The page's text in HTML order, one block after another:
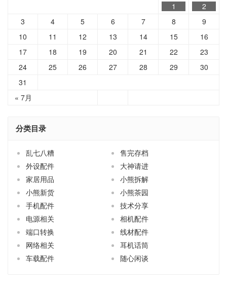
« 7月
1
2
3
4 5 6 7 8
9
10
11 12 13 14 15
16
17
18 19 20 21 22
23
24
25 26 27 28 29
30
31
分类目录
乱七八糟
售完存档
外设配件
大神请进
家居用品
小熊拆解
小熊新货
小熊茶园
手机配件
技术分享
电源相关
相机配件
端口转换
线材配件
网络相关
耳机话筒
车载配件
随心闲谈